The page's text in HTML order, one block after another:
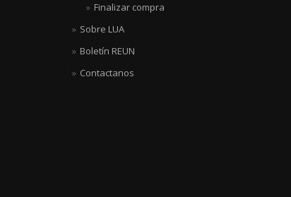
Finalizar compra
Sobre LUA
Boletín REUN
Contactanos